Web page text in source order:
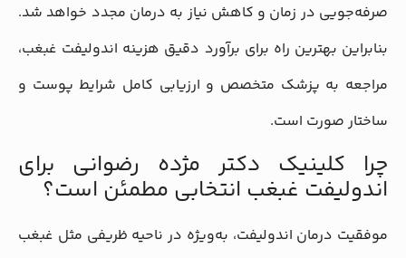
صرفه‌جویی در زمان و کاهش نیاز به درمان مجدد خواهد شد.
بنابراین بهترین راه برای برآورد دقیق هزینه اندولیفت غبغب،
مراجعه به پزشک متخصص و ارزیابی کامل شرایط پوست و
ساختار صورت است.
چرا کلینیک دکتر مژده رضوانی برای
اندولیفت غبغب انتخابی مطمئن است؟
موفقیت درمان اندولیفت، به‌ویژه در ناحیه ظریفی مثل غبغب